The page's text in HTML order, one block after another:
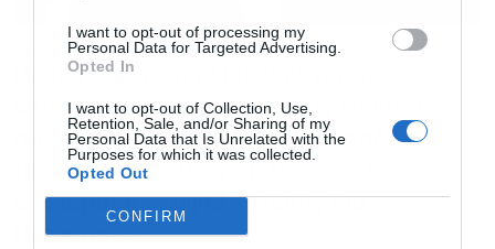
I want to opt-out of processing my
Personal Data for Targeted Advertising.
Opted In
I want to opt-out of Collection, Use,
Retention, Sale, and/or Sharing of my
Personal Data that Is Unrelated with the
Purposes for which it was collected.
Opted Out
CONFIRM
BIG MOUTH 10.06.2026 - 07:00
Οι συσκέψεις στο Μαξίμου για την
ακρίβεια, οι συναντήσεις (της επόμενης
ημέρας) του Κυρανάκη, οι προσπάθειες
του Σαμαρά να βρει στελέχη και η
διπλωματία… υψηλής τάσης του
Παπασταύρου